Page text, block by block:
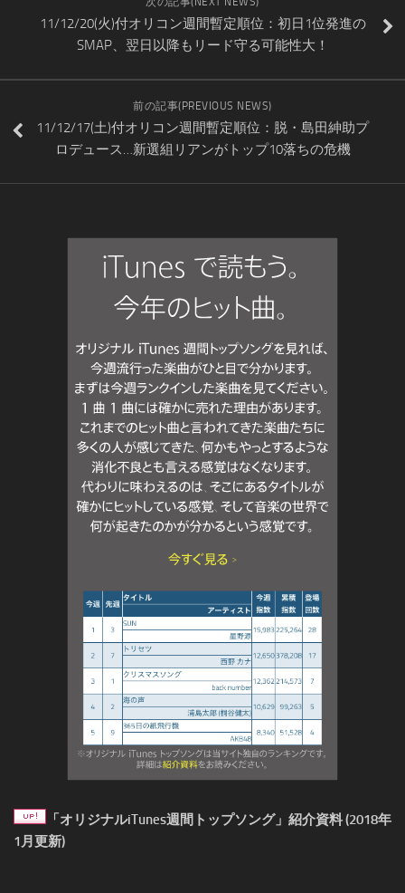
11/12/20(火)付オリコン週間暫定順位：初日1位発進の
SMAP、翌日以降もリード守る可能性大！
前の記事(PREVIOUS NEWS)
11/12/17(土)付オリコン週間暫定順位：脱・島田紳助プ
ロデュース…新選組リアンがトップ10落ちの危機
「オリジナルiTunes週間トップソング」紹介資料 (2018年
1月更新)